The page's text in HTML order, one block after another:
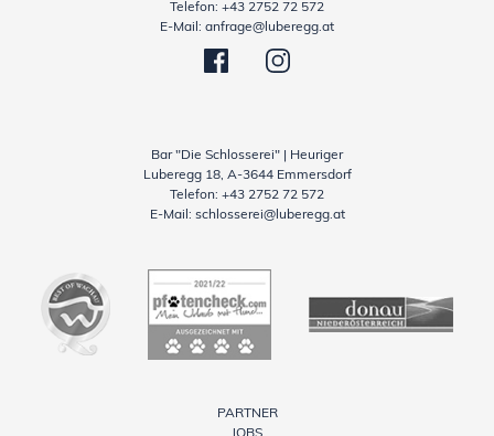
Telefon: +43 2752 72 572
E-Mail: anfrage@luberegg.at
Bar "Die Schlosserei" | Heuriger
Luberegg 18, A-3644 Emmersdorf
Telefon: +43 2752 72 572
E-Mail: schlosserei@luberegg.at
PARTNER